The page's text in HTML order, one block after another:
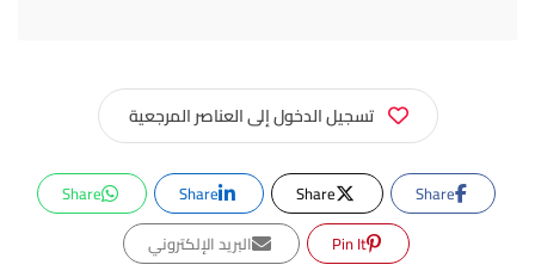
تسجيل الدخول إلى العناصر المرجعية
Share
Share
Share
Share
Pin It
البريد الإلكتروني